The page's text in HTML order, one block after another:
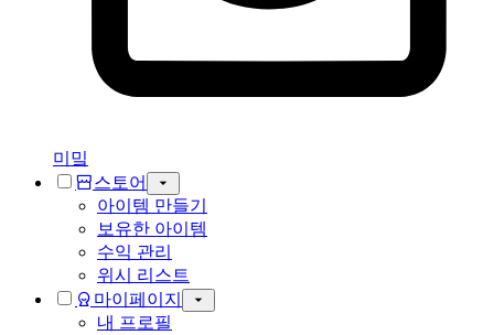
미밐
스토어
아이템 만들기
보유한 아이템
수익 관리
위시 리스트
마이페이지
내 프로필